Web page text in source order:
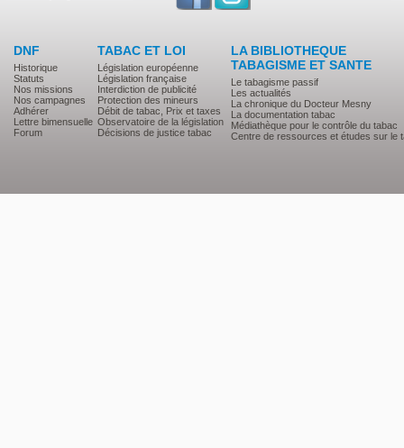
DNF
Historique
Statuts
Nos missions
Nos campagnes
Adhérer
Lettre bimensuelle
Forum
TABAC ET LOI
Législation européenne
Législation française
Interdiction de publicité
Protection des mineurs
Débit de tabac, Prix et taxes
Observatoire de la législation
Décisions de justice tabac
LA BIBLIOTHEQUE
TABAGISME ET SANTE
Le tabagisme passif
Les actualités
La chronique du Docteur Mesny
La documentation tabac
Médiathèque pour le contrôle du tabac
Centre de ressources et études sur le